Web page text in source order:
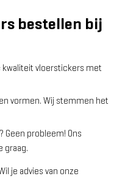
bestellen bij
kwaliteit vloerstickers met
vormen. Wij stemmen het
probleem! Ons
graag.
je advies van onze